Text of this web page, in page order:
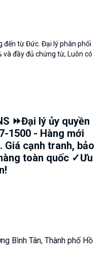
đến từ Đức. Đại lý phân phối
và đầy đủ chứng từ, Luôn có
⏩Đại lý ủy quyền
1500 - Hàng mới
Giá cạnh tranh, bảo
toàn quốc ✓Ưu
Bình Tân, Thành phố Hồ